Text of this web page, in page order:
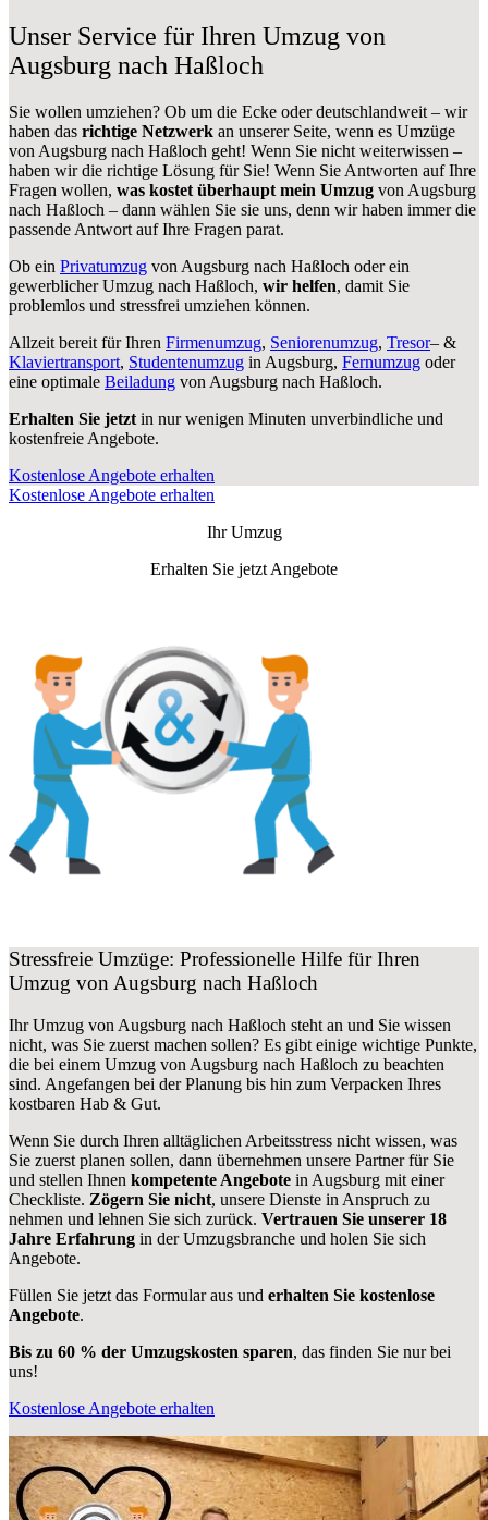
Unser Service für Ihren Umzug von
Augsburg nach Haßloch
Sie wollen umziehen? Ob um die Ecke oder deutschlandweit – wir
haben das richtige Netzwerk an unserer Seite, wenn es Umzüge
von Augsburg nach Haßloch geht! Wenn Sie nicht weiterwissen –
haben wir die richtige Lösung für Sie! Wenn Sie Antworten auf Ihre
Fragen wollen, was kostet überhaupt mein Umzug von Augsburg
nach Haßloch – dann wählen Sie sie uns, denn wir haben immer die
passende Antwort auf Ihre Fragen parat.
Ob ein Privatumzug von Augsburg nach Haßloch oder ein
gewerblicher Umzug nach Haßloch, wir helfen, damit Sie
problemlos und stressfrei umziehen können.
Allzeit bereit für Ihren Firmenumzug, Seniorenumzug, Tresor– &
Klaviertransport, Studentenumzug in Augsburg, Fernumzug oder
eine optimale Beiladung von Augsburg nach Haßloch.
Erhalten Sie jetzt in nur wenigen Minuten unverbindliche und
kostenfreie Angebote.
Kostenlose Angebote erhalten
Kostenlose Angebote erhalten
Ihr Umzug
Erhalten Sie jetzt Angebote
Stressfreie Umzüge: Professionelle Hilfe für Ihren
Umzug von Augsburg nach Haßloch
Ihr Umzug von Augsburg nach Haßloch steht an und Sie wissen
nicht, was Sie zuerst machen sollen? Es gibt einige wichtige Punkte,
die bei einem Umzug von Augsburg nach Haßloch zu beachten
sind. Angefangen bei der Planung bis hin zum Verpacken Ihres
kostbaren Hab & Gut.
Wenn Sie durch Ihren alltäglichen Arbeitsstress nicht wissen, was
Sie zuerst planen sollen, dann übernehmen unsere Partner für Sie
und stellen Ihnen kompetente Angebote in Augsburg mit einer
Checkliste. Zögern Sie nicht, unsere Dienste in Anspruch zu
nehmen und lehnen Sie sich zurück. Vertrauen Sie unserer 18
Jahre Erfahrung in der Umzugsbranche und holen Sie sich
Angebote.
Füllen Sie jetzt das Formular aus und erhalten Sie kostenlose
Angebote.
Bis zu 60 % der Umzugskosten sparen, das finden Sie nur bei
uns!
Kostenlose Angebote erhalten